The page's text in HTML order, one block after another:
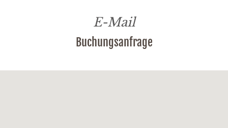
E-Mail
Buchungsanfrage